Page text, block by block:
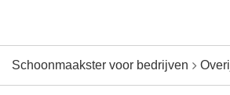
Schoonmaakster voor bedrijven